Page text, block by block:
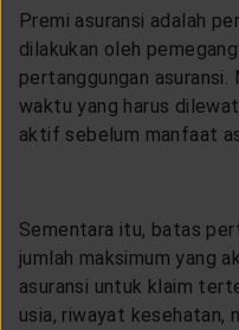
Premi asuransi adalah
dilakukan oleh
pertanggungan
waktu yang harus
aktif sebelum manfaat
Sementara itu, batas
jumlah maksimum yang
asuransi untuk klaim
usia, riwayat kesehatan,